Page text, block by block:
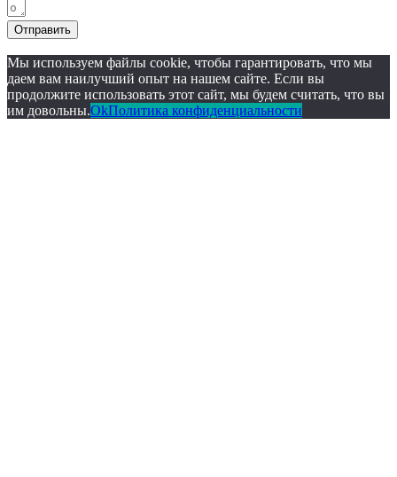
Отправить
Мы используем файлы cookie, чтобы гарантировать, что мы
даем вам наилучший опыт на нашем сайте. Если вы
продолжите использовать этот сайт, мы будем считать, что вы
им довольны.OkПолитика конфиденциальности